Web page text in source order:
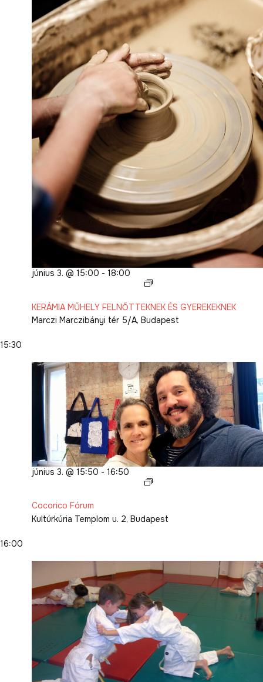
június 3. @ 15:00 - 18:00
MŰHELY
FELNŐTTEKNEK
ÉS
KERÁMIA MŰHELY FELNŐTTEKNEK ÉS GYEREKEKNEK
Marczi Marczibányi tér 5/A, Budapest
15:30
június 3. @ 15:50 - 16:50
Fórum
Cocorico Fórum
Kultúrkúria Templom u. 2, Budapest
16:00